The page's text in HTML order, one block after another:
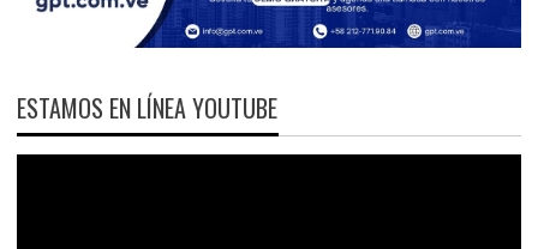
ESTAMOS EN LÍNEA YOUTUBE